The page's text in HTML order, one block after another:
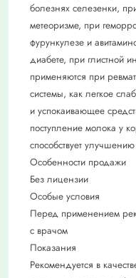
болезнях селезенки,
метеоризме, при
фурункулезе и
диабете, при глистной
применяются при
системы, как легкое
и успокаивающее
поступление молока у
способствует
Особенности продажи
Без лицензии
Особые условия
Перед применением
с врачом
Показания
Рекомендуется в